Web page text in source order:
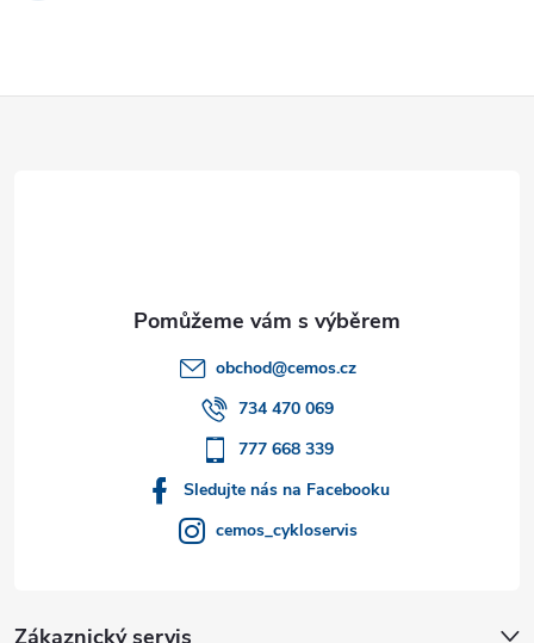
obchod@cemos.cz
734 470 069
777 668 339
Sledujte nás na Facebooku
cemos_cykloservis
Zákaznický servis